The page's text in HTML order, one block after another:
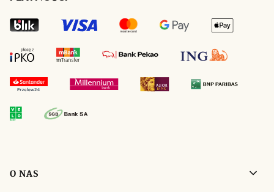
Linki w stopce
O NAS